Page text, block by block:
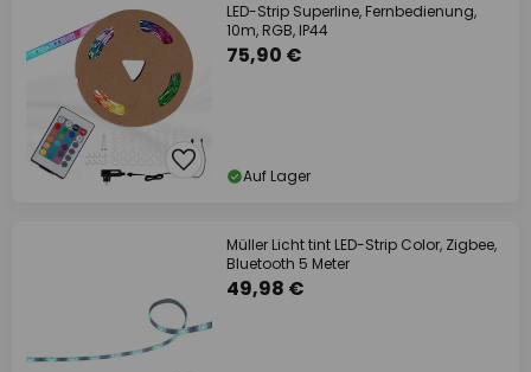
LED-Strip Superline, Fernbedienung,
10m, RGB, IP44
75,90 €
Auf Lager
Müller Licht tint LED-Strip Color, Zigbee,
Bluetooth 5 Meter
49,98 €